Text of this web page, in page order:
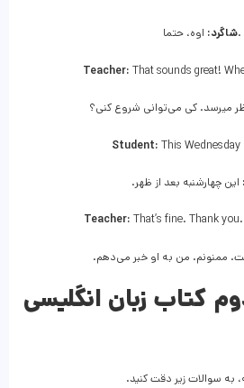
شاگرد:اوه، حتما.
Teacher: That sounds great!
میرسد. کی می‌توانی شروع کنی؟
Student: This
این چهارشنبه بعد از ظهر.
Teacher: That’s fine. Thank
ممنونم. من به او خبر می‌دهم.
کتاب زبان انگلیسی
به سوالات زیر دقت کنید.